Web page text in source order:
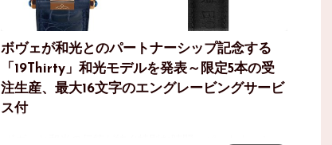
ボヴェが和光とのパートナーシップ記念する
「19Thirty」和光モデルを発表～限定5本の受
注生産、最大16文字のエングレービングサービ
ス付